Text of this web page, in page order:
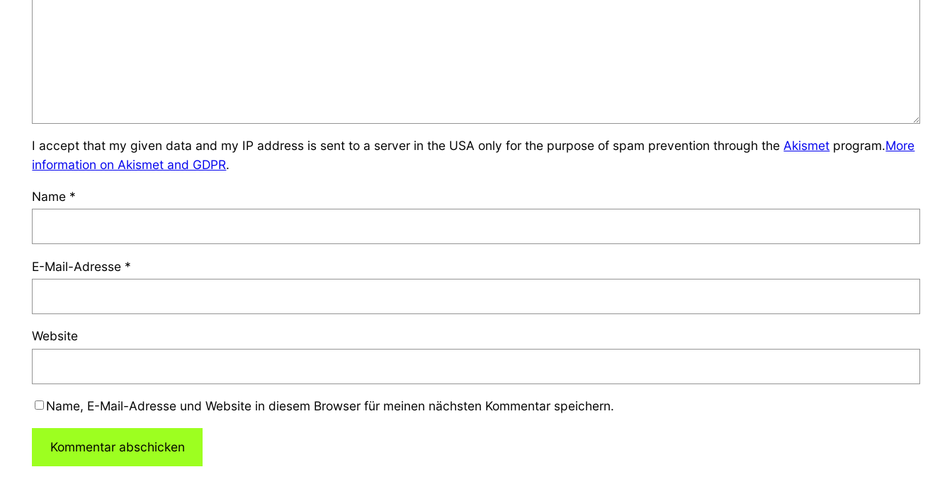
I accept that my given data and my IP address is sent to a server in the USA only for the purpose of spam prevention through theAkismet program.More
information on Akismet and GDPR.
Name *
E-Mail-Adresse *
Website
Name, E-Mail-Adresse und Website in diesem Browser für meinen nächsten Kommentar speichern.